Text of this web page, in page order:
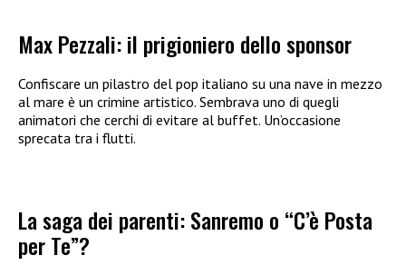
Max Pezzali: il prigioniero dello sponsor
Confiscare un pilastro del pop italiano su una nave in mezzo
al mare è un crimine artistico. Sembrava uno di quegli
animatori che cerchi di evitare al buffet. Un’occasione
sprecata tra i flutti.
La saga dei parenti: Sanremo o “C’è Posta
per Te”?